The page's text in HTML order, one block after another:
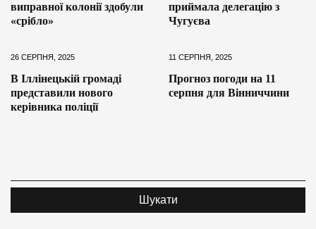
виправної колонії здобули
«срібло»
приймала делегацію з
Чугуєва
26 СЕРПНЯ, 2025
В Іллінецькій громаді
представили нового
керівника поліції
11 СЕРПНЯ, 2025
Прогноз погоди на 11
серпня для Вінниччини